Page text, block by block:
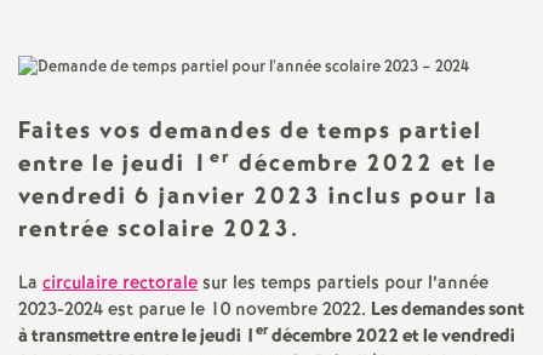
t
i
o
n
a
Faites vos demandes de temps partiel
entre le jeudi 1 er décembre 2022 et le
vendredi 6 janvier 2023 inclus pour la
rentrée scolaire 2023.
La circulaire rectoralesur les temps partiels pour l’année
2023-2024 est parue le 10 novembre 2022. Les demandes sont
à transmettre entre le jeudi 1erdécembre 2022 et le vendredi